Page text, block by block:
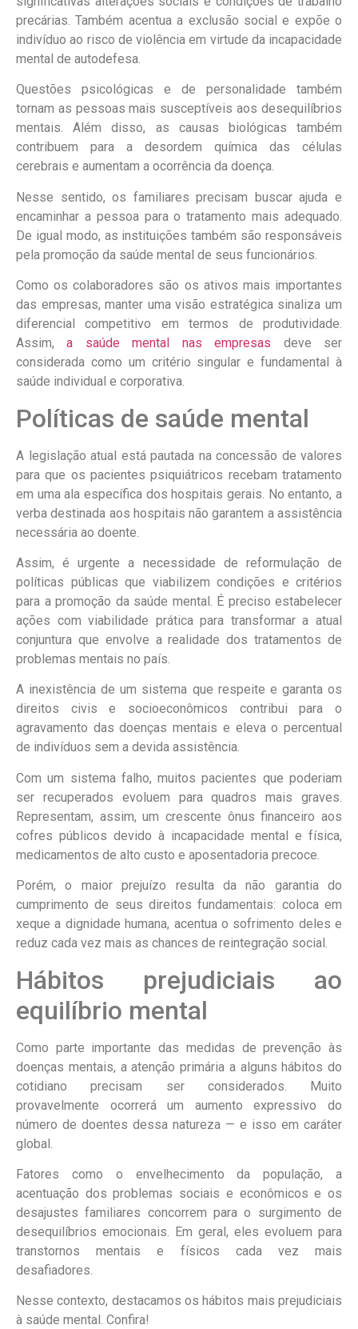
precárias. Também acentua a exclusão social e expõe o
indivíduo ao risco de violência em virtude da incapacidade
mental de autodefesa.
Questões psicológicas e de personalidade também
tornam as pessoas mais susceptíveis aos desequilíbrios
mentais. Além disso, as causas biológicas também
contribuem para a desordem química das células
cerebrais e aumentam a ocorrência da doença.
Nesse sentido, os familiares precisam buscar ajuda e
encaminhar a pessoa para o tratamento mais adequado.
De igual modo, as instituições também são responsáveis
pela promoção da saúde mental de seus funcionários.
Como os colaboradores são os ativos mais importantes
das empresas, manter uma visão estratégica sinaliza um
diferencial competitivo em termos de produtividade.
Assim,a saúde mental nas empresas deve ser
considerada como um critério singular e fundamental à
saúde individual e corporativa.
Políticas de saúde mental
A legislação atual está pautada na concessão de valores
para que os pacientes psiquiátricos recebam tratamento
em uma ala específica dos hospitais gerais. No entanto, a
verba destinada aos hospitais não garantem a assistência
necessária ao doente.
Assim, é urgente a necessidade de reformulação de
políticas públicas que viabilizem condições e critérios
para a promoção da saúde mental. É preciso estabelecer
ações com viabilidade prática para transformar a atual
conjuntura que envolve a realidade dos tratamentos de
problemas mentais no país.
A inexistência de um sistema que respeite e garanta os
direitos civis e socioeconômicos contribui para o
agravamento das doenças mentais e eleva o percentual
de indivíduos sem a devida assistência.
Com um sistema falho, muitos pacientes que poderiam
ser recuperados evoluem para quadros mais graves.
Representam, assim, um crescente ônus financeiro aos
cofres públicos devido à incapacidade mental e física,
medicamentos de alto custo e aposentadoria precoce.
Porém, o maior prejuízo resulta da não garantia do
cumprimento de seus direitos fundamentais: coloca em
xeque a dignidade humana, acentua o sofrimento deles e
reduz cada vez mais as chances de reintegração social.
Hábitos prejudiciais ao
equilíbrio mental
Como parte importante das medidas de prevenção às
doenças mentais, a atenção primária a alguns hábitos do
cotidiano precisam ser considerados. Muito
provavelmente ocorrerá um aumento expressivo do
número de doentes dessa natureza — e isso em caráter
global.
Fatores como o envelhecimento da população, a
acentuação dos problemas sociais e econômicos e os
desajustes familiares concorrem para o surgimento de
desequilíbrios emocionais. Em geral, eles evoluem para
transtornos mentais e físicos cada vez mais
desafiadores.
Nesse contexto, destacamos os hábitos mais prejudiciais
à saúde mental. Confira!